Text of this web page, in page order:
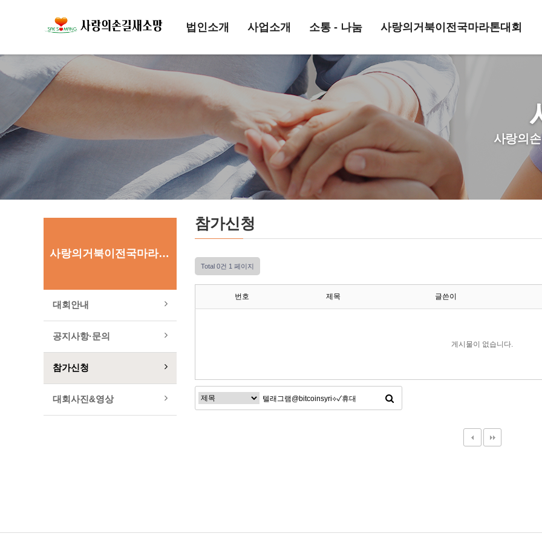
법인소개 사업소개 소통 - 나눔 사랑의거북이전국마라톤대회
사랑의
사랑의거북이전국마라톤대회
대회안내
공지사항·문의
참가신청
대회사진&영상
참가신청
Total 0건 1 페이지
번호 제목 글쓴이
게시물이 없습니다.